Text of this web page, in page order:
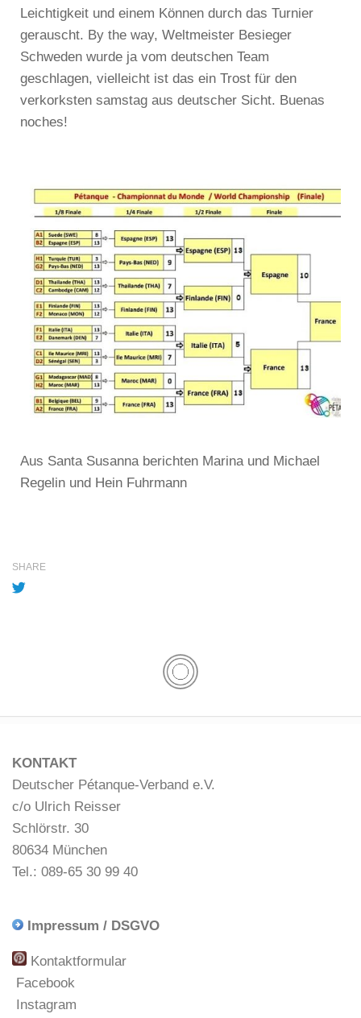
Leichtigkeit und einem Können durch das Turnier
gerauscht. By the way, Weltmeister Besieger
Schweden wurde ja vom deutschen Team
geschlagen, vielleicht ist das ein Trost für den
verkorksten samstag aus deutscher Sicht. Buenas
noches!
Aus Santa Susanna berichten Marina und Michael
Regelin und Hein Fuhrmann
SHARE
KONTAKT
Deutscher Pétanque-Verband e.V.
c/o Ulrich Reisser
Schlörstr. 30
80634 München
Tel.: 089-65 30 99 40
Impressum / DSGVO
Kontaktformular
Facebook
Instagram